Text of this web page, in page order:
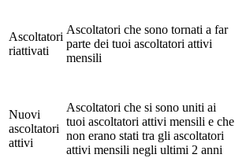
Ascoltatori
riattivati
Ascoltatori che sono tornati a far
parte dei tuoi ascoltatori attivi
mensili
Nuovi
ascoltatori
attivi
Ascoltatori che si sono uniti ai
tuoi ascoltatori attivi mensili e che
non erano stati tra gli ascoltatori
attivi mensili negli ultimi 2 anni